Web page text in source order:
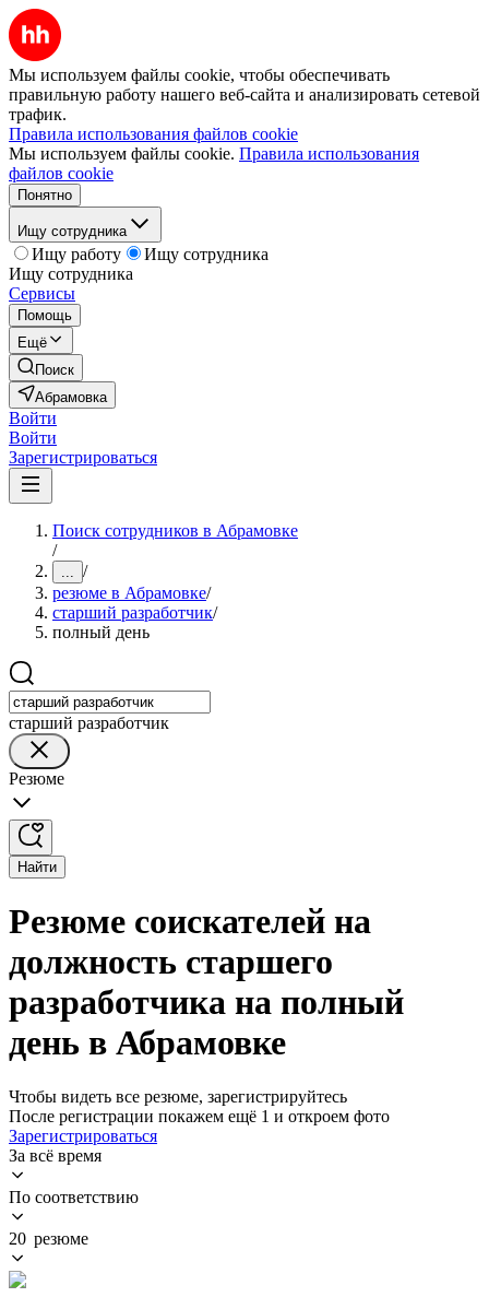
Мы используем файлы cookie, чтобы обеспечивать
правильную работу нашего веб-сайта и анализировать сетевой
трафик.
Правила использования файлов cookie
Мы используем файлы cookie. Правила использования
файлов cookie
Понятно
Ищу сотрудника
Ищу работу
Ищу сотрудника
Ищу сотрудника
Сервисы
Помощь
Ещё
Поиск
Абрамовка
Войти
Войти
Зарегистрироваться
Поиск сотрудников в Абрамовке
/
... /
резюме в Абрамовке/
старший разработчик/
полный день
старший разработчик
Резюме
Найти
Резюме соискателей на
должность старшего
разработчика на полный
день в Абрамовке
Чтобы видеть все резюме, зарегистрируйтесь
После регистрации покажем ещё 1 и откроем фото
Зарегистрироваться
За всё время
По соответствию
20 резюме